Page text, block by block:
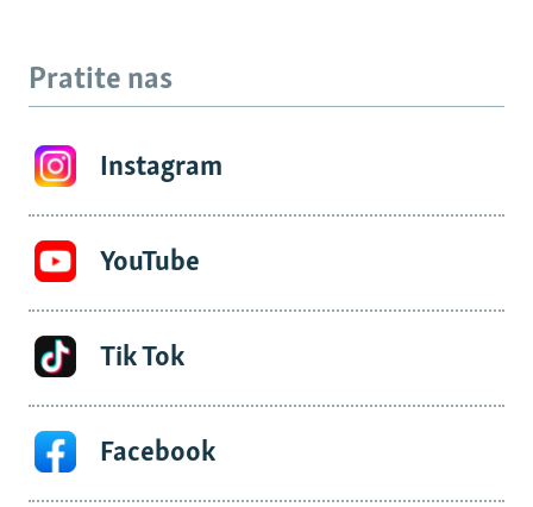
Pratite nas
Instagram
YouTube
Tik Tok
Facebook